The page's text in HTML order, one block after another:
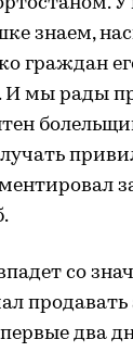
знаем,
граждан
И мы рады
со
два